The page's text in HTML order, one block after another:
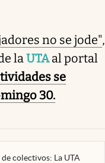
no se jode",
laUTAal portal
se
30.
de colectivos: La UTA